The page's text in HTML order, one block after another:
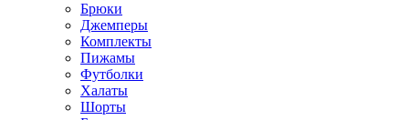
Брюки
Джемперы
Комплекты
Пижамы
Футболки
Халаты
Шорты